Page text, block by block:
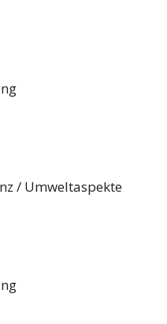
/ Umweltaspekte